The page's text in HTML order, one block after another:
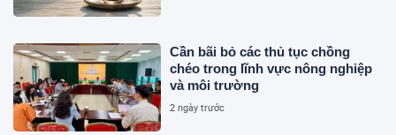
Cần bãi bỏ các thủ tục chồng
chéo trong lĩnh vực nông nghiệp
và môi trường
2 ngày trước